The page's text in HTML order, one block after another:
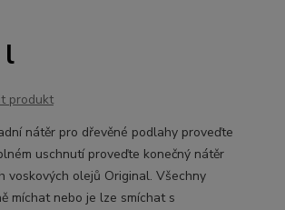
l
produkt
nátěr pro dřevěné podlahy proveďte
uschnutí proveďte konečný nátěr
voskových olejů Original. Všechny
míchat nebo je lze smíchat s